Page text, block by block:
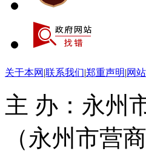
关于本网 |联系我们|郑重声明|网
主 办：永州
（永州市营